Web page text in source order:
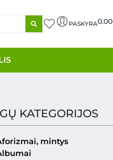
PASKYRA0.00
KATEGORIJOS
mintys